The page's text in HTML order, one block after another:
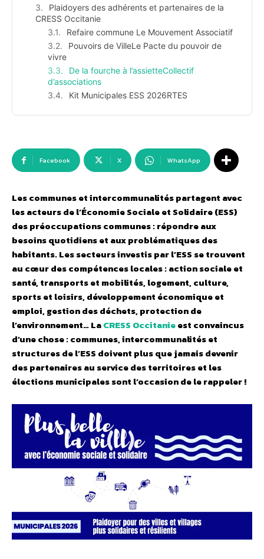
Plaidoyers des adhérents et partenaires de la
CRESS Occitanie
Refaire commune Le Mouvement Associatif
Pouvoirs de VilleLe Pacte du pouvoir de
vivre
De la fourche à l’assietteCollectif
d’associations
Kit Municipales ESS 2026RTES
Facebook X WhatsApp
Les communes et intercommunalités partagent avec
les acteurs de l’Économie Sociale et Solidaire (ESS)
des préoccupations communes : répondre aux
besoins quotidiens et aux problématiques des
habitants. Les secteurs investis par l’ESS se trouvent
au cœur des compétences locales : action sociale et
santé, transports et mobilités, logement, culture,
sports et loisirs, développement économique et
emploi, gestion des déchets, protection de
l’environnement… LaCRESS Occitanieest convaincus
d’une chose : communes, intercommunalités et
structures de l’ESS doivent plus que jamais devenir
des partenaires au service des territoires et les
élections municipales sont l’occasion de le rappeler !